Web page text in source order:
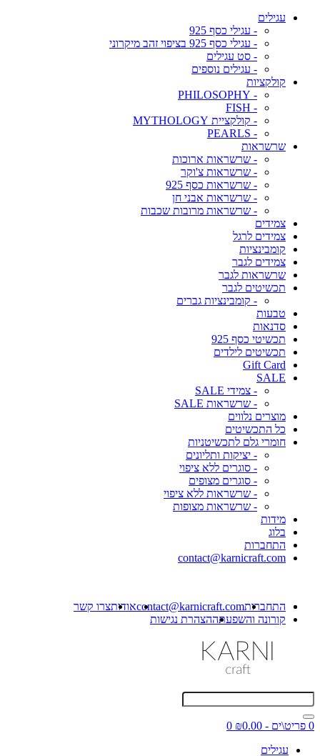
עגילים
- עגילי כסף 925
- עגילי כסף 925 בציפוי זהב מיקרוני
- סט עגילים
- עגילים נוספים
קולקציות
- PHILOSOPHY
- FISH
- קולקציית MYTHOLOGY
- PEARLS
שרשראות
- שרשראות ארוכות
- שרשראות צ'וקר
- שרשראות כסף 925
- שרשראות אבני חן
- שרשראות מרובות שכבות
צמידים
צמידים לרגל
קומבינציות
צמידים לגבר
שרשראות לגבר
תכשיטים לגבר
- קומבינציות גברים
טבעות
סדנאות
תכשיטי כסף 925
תכשיטים לילדים
Gift Card
SALE
- צמידי SALE
- שרשראות SALE
מוצרים נלווים
כל התכשיטים
חומרי גלם לתכשיטניות
- יציקות ותליונים
- סוגרים ללא ציפוי
- סוגרים מצופים
- שרשראות ללא ציפוי
- שרשראות מצופות
מידות
בלוג
התחברות
contact@karnicraft.com
התחברותcontact@karnicraft.comאודותצרו קשר
קורונה והשפעתההצהרת נגישות
0 פריט\ים - ₪0.00
0
עגילים